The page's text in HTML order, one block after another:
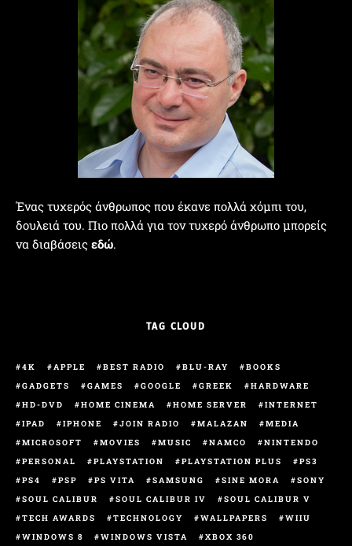
Ένας τυχερός άνθρωπος που έκανε πολλά χόμπι του,
δουλειά του. Πιο πολλά για τον τυχερό άνθρωπο μπορείς
να διαβάσεις εδώ.
TAG CLOUD
4K APPLE BEST RADIO BLU-RAY
BOOKS
GADGETS
GAMES GOOGLE GREEK
HARDWARE
HD-DVD
HOME CINEMA HOME SERVER
INTERNET
IPAD
IPHONE JOIN RADIO MALAZAN
MEDIA
MICROSOFT
MOVIES MUSIC NAMCO
NINTENDO
PERSONAL
PLAYSTATION PLAYSTATION PLUS
PS3
PS4
PSP PS VITA SAMSUNG SINE MORA
SONY
SOUL CALIBUR
SOUL CALIBUR IV
SOUL CALIBUR V
TECH AWARDS
TECHNOLOGY WALLPAPERS
WIIU
WINDOWS 8
WINDOWS VISTA
XBOX 360